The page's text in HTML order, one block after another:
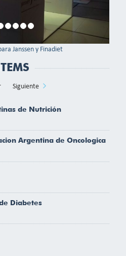
Janssen y Finadiet
Siguiente
de Nutrición
Argentina de Oncologica
Diabetes